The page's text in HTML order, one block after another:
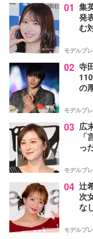
01 集
発
む
モデルプ
02 寺
の
モデルプ
03 広
っ
モデルプ
04 辻
次
な
モデルプ